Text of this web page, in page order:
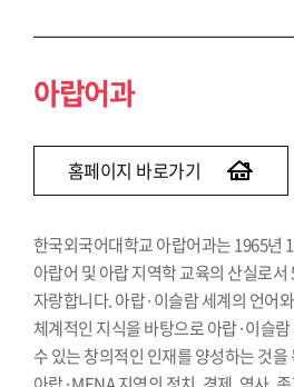
아랍어과
홈페이지 바로가기
한국외국어대학교 아랍어과는 1965년
아랍어 및 아랍 지역학 교육의 산실로
자랑합니다. 아랍·이슬람 세계의 언어
체계적인 지식을 바탕으로 아랍·이슬
수 있는 창의적인 인재를 양성하는 것